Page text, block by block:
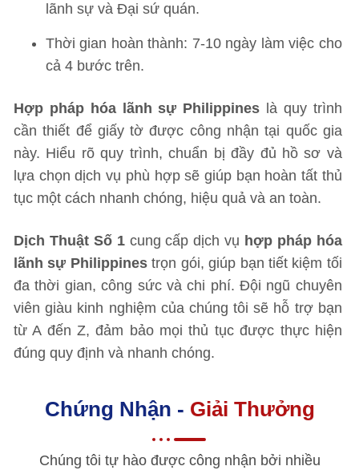
lãnh sự và Đại sứ quán.
Thời gian hoàn thành: 7-10 ngày làm việc cho
cả 4 bước trên.
Hợp pháp hóa lãnh sự Philippines là quy trình
cần thiết để giấy tờ được công nhận tại quốc gia
này. Hiểu rõ quy trình, chuẩn bị đầy đủ hồ sơ và
lựa chọn dịch vụ phù hợp sẽ giúp bạn hoàn tất thủ
tục một cách nhanh chóng, hiệu quả và an toàn.
Dịch Thuật Số 1cung cấp dịch vụ hợp pháp hóa
lãnh sự Philippinestrọn gói, giúp bạn tiết kiệm tối
đa thời gian, công sức và chi phí. Đội ngũ chuyên
viên giàu kinh nghiệm của chúng tôi sẽ hỗ trợ bạn
từ A đến Z, đảm bảo mọi thủ tục được thực hiện
đúng quy định và nhanh chóng.
Chứng Nhận - Giải Thưởng
Chúng tôi tự hào được công nhận bởi nhiều